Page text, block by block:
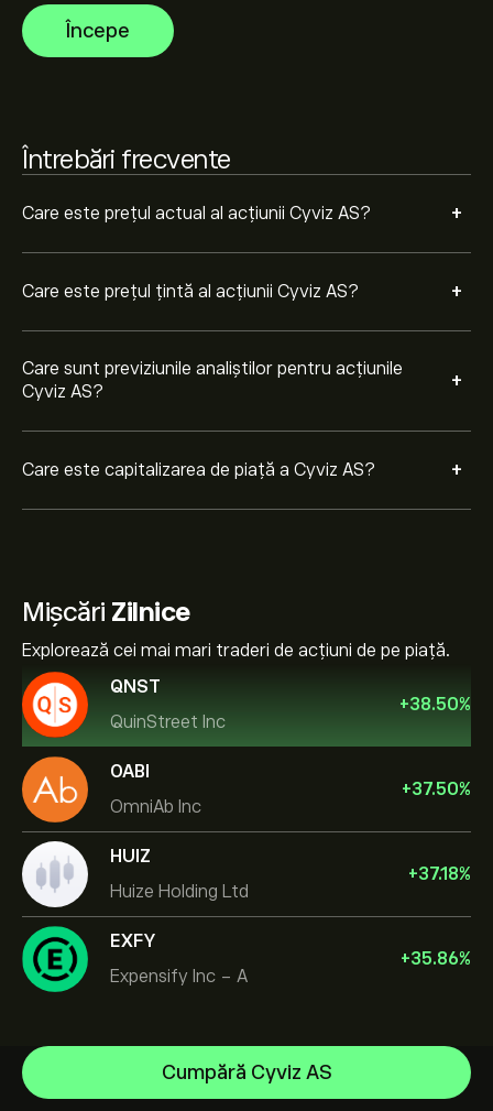
Începe
Întrebări frecvente
Care este prețul actual al acțiunii Cyviz AS? +
Care este prețul țintă al acțiunii Cyviz AS? +
Care sunt previziunile analiștilor pentru acțiunile
Cyviz AS?
+
Care este capitalizarea de piață a Cyviz AS? +
Mișcări Zilnice
Explorează cei mai mari traderi de acțiuni de pe piață.
QNST
QuinStreet Inc
+38.50%
OABI
OmniAb Inc
+37.50%
HUIZ
Huize Holding Ltd
+37.18%
EXFY
Expensify Inc - A
+35.86%
Cumpără Cyviz AS
NVIDIA Corporation
Amazon.com Inc